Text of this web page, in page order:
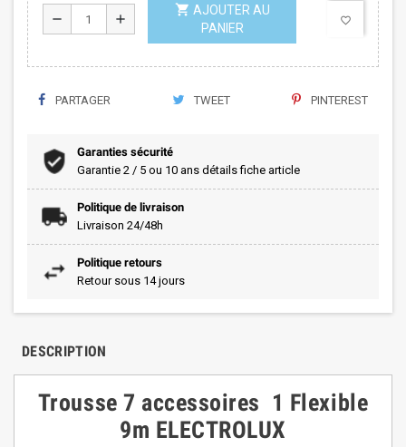
remove add
shopping_cart AJOUTER AU
PANIER
favorite_border
PARTAGER TWEET PINTEREST
Garanties sécurité
Garantie 2 / 5 ou 10 ans détails fiche article
Politique de livraison
Livraison 24/48h
Politique retours
Retour sous 14 jours
DESCRIPTION
Trousse 7 accessoires 1 Flexible
9m ELECTROLUX